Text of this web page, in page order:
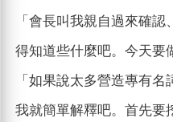
「會長叫我親自過來確
得知道些什麼吧。今天要
「如果說太多營造專有
我就簡單解釋吧。首先要